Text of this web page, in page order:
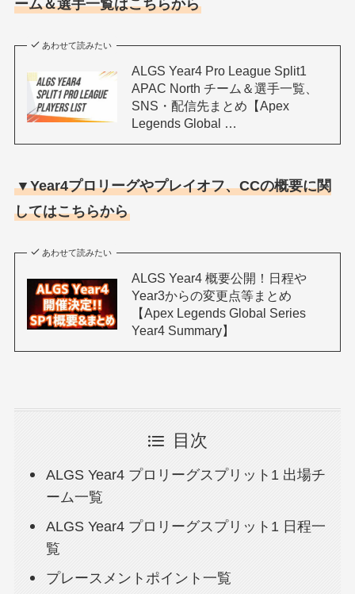
ーム＆選手一覧はこちらから
あわせて読みたい
ALGS Year4 Pro League Split1
APAC North チーム＆選手一覧、
SNS・配信先まとめ【Apex
Legends Global …
▼Year4プロリーグやプレイオフ、CCの概要に関
してはこちらから
あわせて読みたい
ALGS Year4 概要公開！日程や
Year3からの変更点等まとめ
【Apex Legends Global Series
Year4 Summary】
目次
ALGS Year4 プロリーグスプリット1 出場チ
ーム一覧
ALGS Year4 プロリーグスプリット1 日程一
覧
プレースメントポイント一覧